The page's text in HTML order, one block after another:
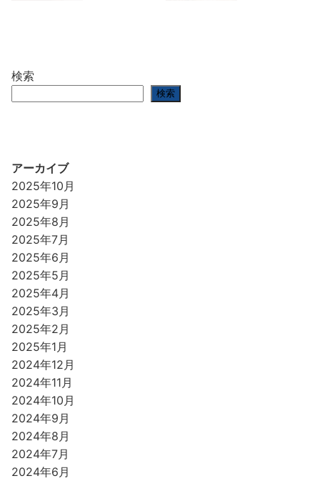
検索
検索
アーカイブ
2025年10月
2025年9月
2025年8月
2025年7月
2025年6月
2025年5月
2025年4月
2025年3月
2025年2月
2025年1月
2024年12月
2024年11月
2024年10月
2024年9月
2024年8月
2024年7月
2024年6月